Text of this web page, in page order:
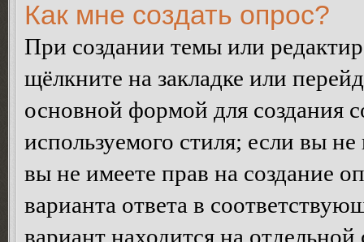
Как мне создать опрос?
При создании темы или
щёлкните на закладке или
основной формой для создания
используемого стиля; если вы
вы не имеете прав на создание
варианта ответа в
вариант находится на